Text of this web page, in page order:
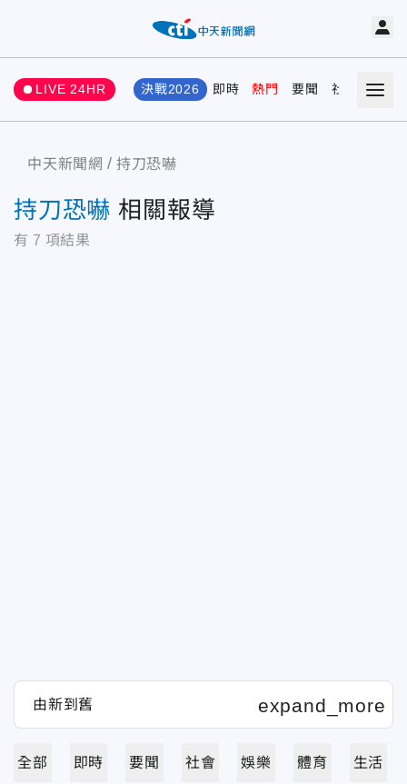
LIVE 24HR 決戰2026 即時 熱門 要聞 社會 娛樂
中天新聞網 持刀恐嚇
持刀恐嚇 相關報導
有 7 項結果
全部 即時 要聞 社會 娛樂 體育 生活